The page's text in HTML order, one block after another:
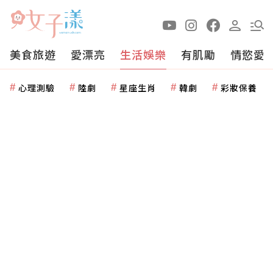
美食旅遊 愛漂亮 生活娛樂 有肌勵 情慾愛
心理測驗 陸劇 星座生肖 韓劇 彩妝保養